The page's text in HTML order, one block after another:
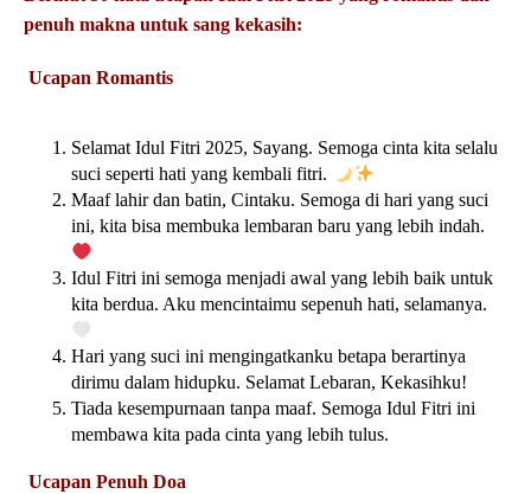
penuh makna untuk sang kekasih:
Ucapan Romantis
Selamat Idul Fitri 2025, Sayang. Semoga cinta kita selalu
suci seperti hati yang kembali fitri.
Maaf lahir dan batin, Cintaku. Semoga di hari yang suci
ini, kita bisa membuka lembaran baru yang lebih indah.
Idul Fitri ini semoga menjadi awal yang lebih baik untuk
kita berdua. Aku mencintaimu sepenuh hati, selamanya.
Hari yang suci ini mengingatkanku betapa berartinya
dirimu dalam hidupku. Selamat Lebaran, Kekasihku!
Tiada kesempurnaan tanpa maaf. Semoga Idul Fitri ini
membawa kita pada cinta yang lebih tulus.
Ucapan Penuh Doa